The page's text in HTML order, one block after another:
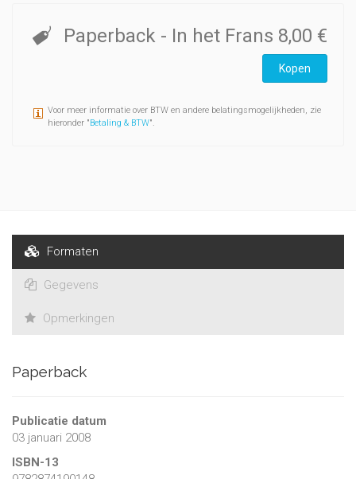
Paperback - In het Frans 8,00 €
Kopen
Voor meer informatie over BTW en andere belatingsmogelijkheden, zie
hieronder "Betaling & BTW".
Formaten
Gegevens
Opmerkingen
Paperback
Publicatie datum
03 januari 2008
ISBN-13